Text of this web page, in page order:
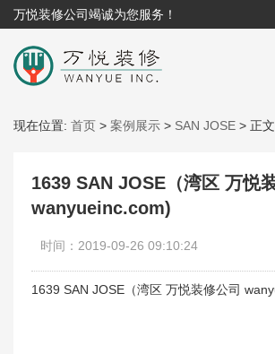
万悦装修公司竭诚为您服务！
现在位置: 首页 > 案例展示 > SAN JOSE > 正文
1639 SAN JOSE（湾区 万悦
wanyueinc.com)
时间：2019-09-26 09:10:24
1639 SAN JOSE（湾区 万悦装修公司